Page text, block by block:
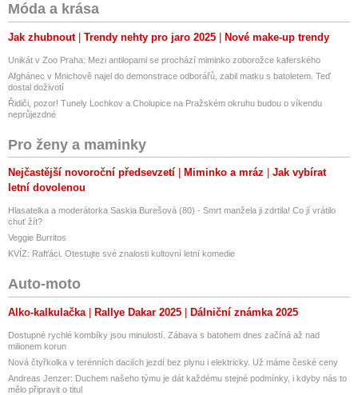
Móda a krása
Jak zhubnout Trendy nehty pro jaro 2025 Nové make-up trendy
Unikát v Zoo Praha: Mezi antilopami se prochází miminko zoborožce kaferského
Afghánec v Mnichově najel do demonstrace odborářů, zabil matku s batoletem. Teď
dostal doživotí
Řidiči, pozor! Tunely Lochkov a Cholupice na Pražském okruhu budou o víkendu
neprůjezdné
Pro ženy a maminky
Nejčastější novoroční předsevzetí Miminko a mráz
Jak vybírat
letní dovolenou
Hlasatelka a moderátorka Saskia Burešová (80) - Smrt manžela ji zdrtila! Co jí vrátilo
chuť žít?
Veggie Burritos
KVÍZ: Rafťáci. Otestujte své znalosti kultovní letní komedie
Auto-moto
Alko-kalkulačka Rallye Dakar 2025 Dálniční známka 2025
Dostupné rychlé kombíky jsou minulostí. Zábava s batohem dnes začíná až nad
milionem korun
Nová čtyřkolka v terénních daciích jezdí bez plynu i elektricky. Už máme české ceny
Andreas Jenzer: Duchem našeho týmu je dát každému stejné podmínky, i kdyby nás to
mělo připravit o titul